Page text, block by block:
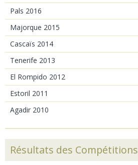
Pals 2016
Majorque 2015
Cascaïs 2014
Tenerife 2013
El Rompido 2012
Estoril 2011
Agadir 2010
Résultats des Compétitions